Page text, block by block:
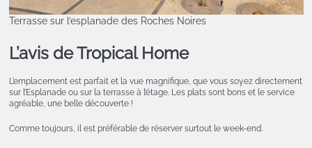
Terrasse sur l’esplanade des Roches Noires
L’avis de Tropical Home
L’emplacement est parfait et la vue magnifique, que vous soyez directement
sur l’Esplanade ou sur la terrasse à l’étage. Les plats sont bons et le service
agréable, une belle découverte !
Comme toujours, il est préférable de réserver surtout le week-end.